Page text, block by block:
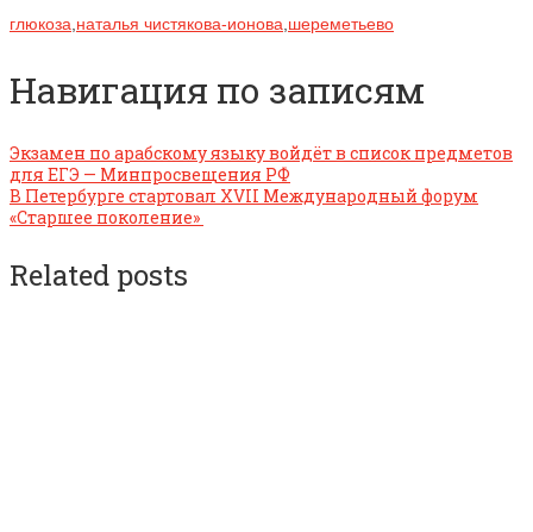
глюкоза наталья чистякова-ионова шереметьево
Навигация по записям
Экзамен по арабскому языку войдёт в список предметов
для ЕГЭ — Минпросвещения РФ
В Петербурге стартовал XVII Международный форум
«Старшее поколение»
Related posts